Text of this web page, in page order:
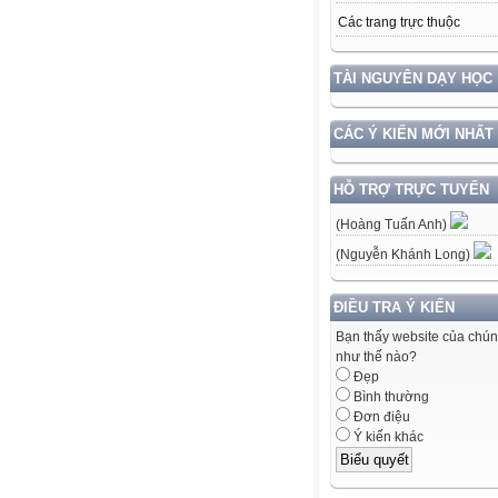
Các trang trực thuộc
TÀI NGUYÊN DẠY HỌC
CÁC Ý KIẾN MỚI NHẤT
HỖ TRỢ TRỰC TUYẾN
(Hoàng Tuấn Anh)
(Nguyễn Khánh Long)
ĐIỀU TRA Ý KIẾN
Bạn thấy website của
như thế nào?
Đẹp
Bình thường
Đơn điệu
Ý kiến khác